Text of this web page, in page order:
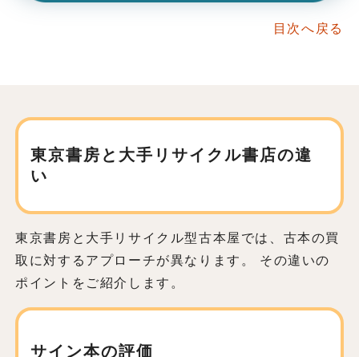
目次へ戻る
東京書房と大手リサイクル書店の違
い
東京書房と大手リサイクル型古本屋では、古本の買
取に対するアプローチが異なります。 その違いの
ポイントをご紹介します。
サイン本の評価